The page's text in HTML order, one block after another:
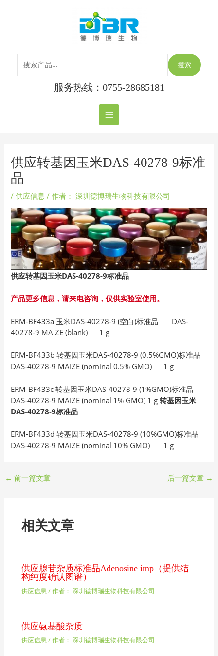
主
菜
单
搜索
服务热线：0755-28685181
供应转基因玉米DAS-40278-9标准
品
/供应信息 / 作者： 深圳德博瑞生物科技有限公司
供应转基因玉米DAS-40278-9标准品
产品更多信息，请来电咨询，仅供实验室使用。
ERM-BF433a 玉米DAS-40278-9 (空白)标准品 DAS-
40278-9 MAIZE (blank) 1 g
ERM-BF433b 转基因玉米DAS-40278-9 (0.5%GMO)标准品
DAS-40278-9 MAIZE (nominal 0.5% GMO) 1 g
ERM-BF433c 转基因玉米DAS-40278-9 (1%GMO)标准品
DAS-40278-9 MAIZE (nominal 1% GMO) 1 g转基因玉米
DAS-40278-9标准品
ERM-BF433d 转基因玉米DAS-40278-9 (10%GMO)标准品
DAS-40278-9 MAIZE (nominal 10% GMO) 1 g
← 前一篇文章 后一篇文章 →
相关文章
供应腺苷杂质标准品Adenosine imp（提供结
构纯度确认图谱）
供应信息 / 作者： 深圳德博瑞生物科技有限公司
供应氨基酸杂质
供应信息 / 作者： 深圳德博瑞生物科技有限公司